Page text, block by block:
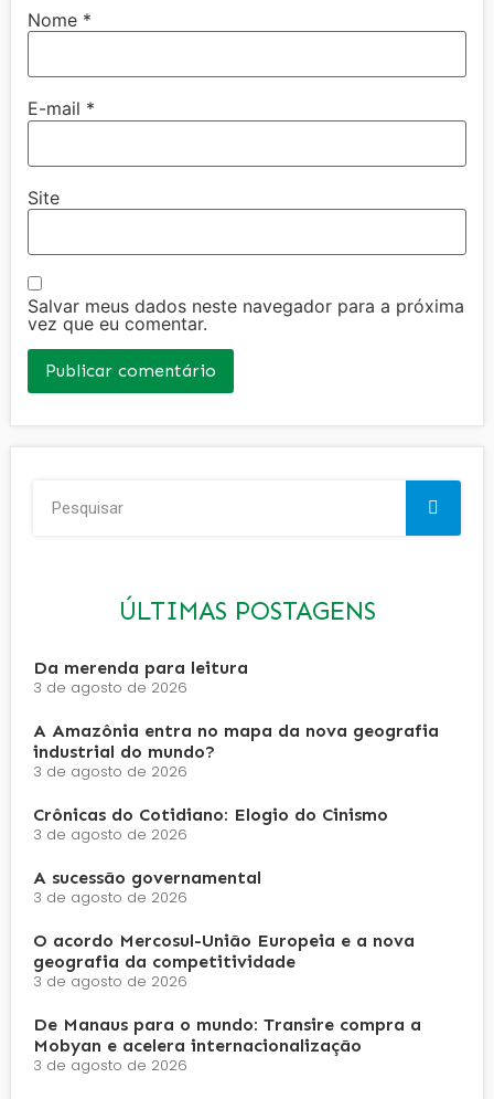
Nome *
E-mail *
Site
Salvar meus dados neste navegador para a próxima
vez que eu comentar.
ÚLTIMAS POSTAGENS
Da merenda para leitura
3 de agosto de 2026
A Amazônia entra no mapa da nova geografia
industrial do mundo?
3 de agosto de 2026
Crônicas do Cotidiano: Elogio do Cinismo
3 de agosto de 2026
A sucessão governamental
3 de agosto de 2026
O acordo Mercosul-União Europeia e a nova
geografia da competitividade
3 de agosto de 2026
De Manaus para o mundo: Transire compra a
Mobyan e acelera internacionalização
3 de agosto de 2026